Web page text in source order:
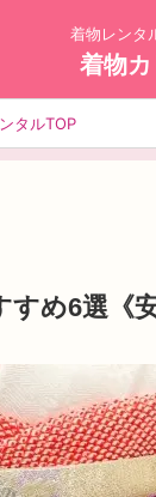
着物レンタ
着物
タルTOP
め6選《